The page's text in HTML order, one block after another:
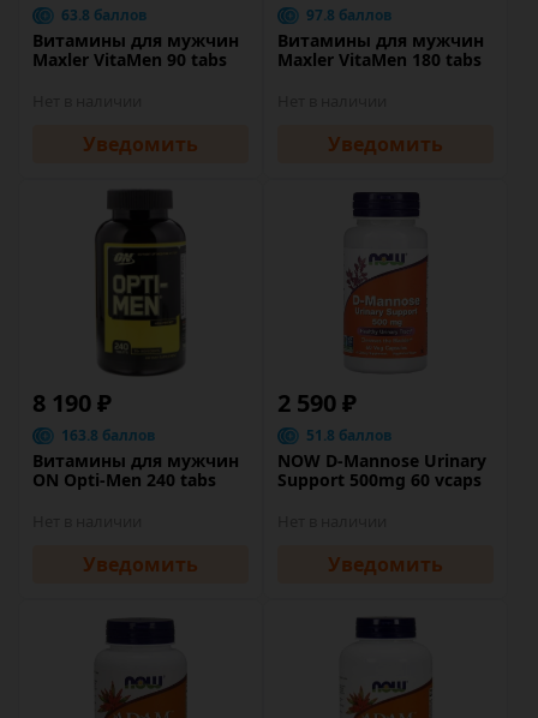
63.8 баллов
Витамины для мужчин
Maxler VitaMen 90 tabs
Уведомить
97.8 баллов
Витамины для мужчин
Maxler VitaMen 180 tabs
Уведомить
8 190 ₽
163.8 баллов
Витамины для мужчин
ON Opti-Men 240 tabs
Уведомить
2 590 ₽
51.8 баллов
NOW D-Mannose Urinary
Support 500mg 60 vcaps
Уведомить